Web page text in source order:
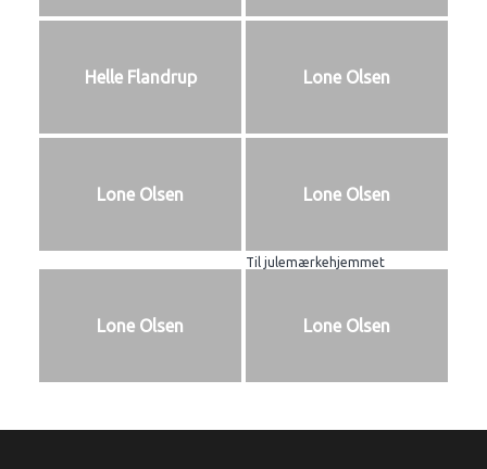
Helle Flandrup Lone Olsen
Lone Olsen Lone Olsen
Til julemærkehjemmet
Lone Olsen Lone Olsen